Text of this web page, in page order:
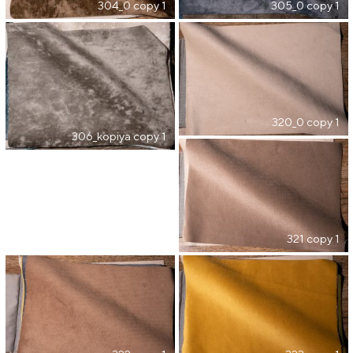
304_0 copy 1 305_0 copy 1
306_kopiya copy 1
320_0 copy 1
321 copy 1